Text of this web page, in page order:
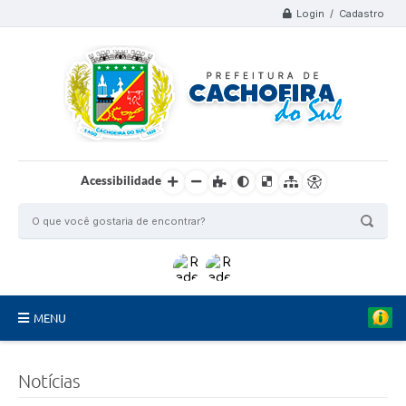
Login / Cadastro
Acessibilidade
MENU
Notícias